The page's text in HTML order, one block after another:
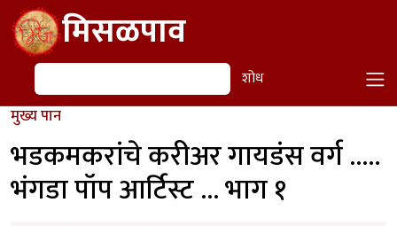
Skip to main contentमिसळपाव
शोध शोध
मुख्य पान
भडकमकरांचे करीअर गायडंस वर्ग .....
भंगडा पॉप आर्टिस्ट ... भाग १